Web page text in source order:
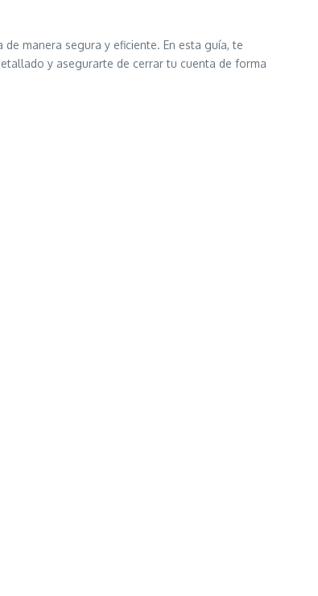
manera segura y eficiente. En esta guía, te
y asegurarte de cerrar tu cuenta de forma